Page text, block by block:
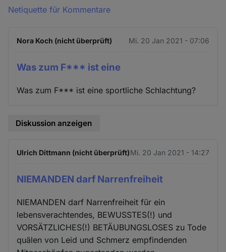
Netiquette für Kommentare
Nora Koch (nicht überprüft) Mi. 20 Jan 2021 - 07:06
Was zum F*** ist eine
Was zum F*** ist eine sportliche Schlachtung?
Diskussion anzeigen
Ulrich Dittmann (nicht überprüft)Mi. 20 Jan 2021 - 14:27
NIEMANDEN darf Narrenfreiheit
NIEMANDEN darf Narrenfreiheit für ein
lebensverachtendes, BEWUSSTES(!) und
VORSÄTZLICHES(!) BETÄUBUNGSLOSES zu Tode
quälen von Leid und Schmerz empfindenden